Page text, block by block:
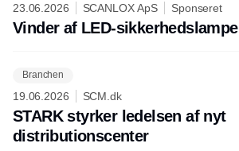
23.06.2026 SCANLOX ApS Sponseret
Vinder af LED-sikkerhedslampe
Branchen
19.06.2026 SCM.dk
STARK styrker ledelsen af nyt
distributionscenter